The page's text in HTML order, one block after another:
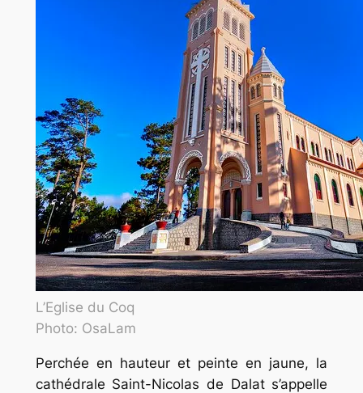
L’Eglise du Coq
Photo: OsaLam
Perchée en hauteur et peinte en jaune, la
cathédrale Saint-Nicolas de Dalat s’appelle